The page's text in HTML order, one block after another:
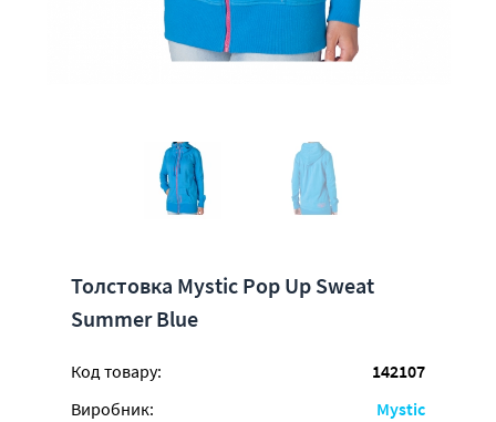
Толстовка Mystic Pop Up Sweat
Summer Blue
Код товару:
142107
Виробник:
Mystic